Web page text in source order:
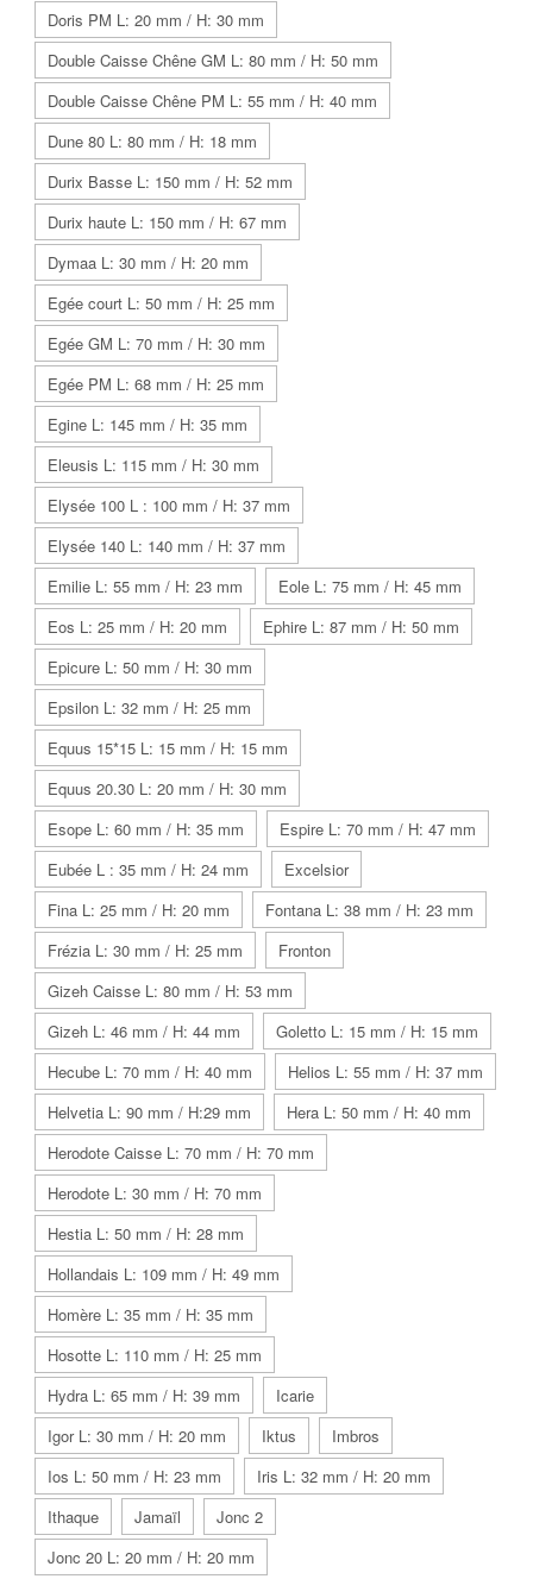
Doris PM L: 20 mm / H: 30 mm
Double Caisse Chêne GM L: 80 mm / H: 50 mm
Double Caisse Chêne PM L: 55 mm / H: 40 mm
Dune 80 L: 80 mm / H: 18 mm
Durix Basse L: 150 mm / H: 52 mm
Durix haute L: 150 mm / H: 67 mm
Dymaa L: 30 mm / H: 20 mm
Egée court L: 50 mm / H: 25 mm
Egée GM L: 70 mm / H: 30 mm
Egée PM L: 68 mm / H: 25 mm
Egine L: 145 mm / H: 35 mm
Eleusis L: 115 mm / H: 30 mm
Elysée 100 L : 100 mm / H: 37 mm
Elysée 140 L: 140 mm / H: 37 mm
Emilie L: 55 mm / H: 23 mm
Eole L: 75 mm / H: 45 mm
Eos L: 25 mm / H: 20 mm
Ephire L: 87 mm / H: 50 mm
Epicure L: 50 mm / H: 30 mm
Epsilon L: 32 mm / H: 25 mm
Equus 15*15 L: 15 mm / H: 15 mm
Equus 20.30 L: 20 mm / H: 30 mm
Esope L: 60 mm / H: 35 mm
Espire L: 70 mm / H: 47 mm
Eubée L : 35 mm / H: 24 mm
Excelsior
Fina L: 25 mm / H: 20 mm
Fontana L: 38 mm / H: 23 mm
Frézia L: 30 mm / H: 25 mm
Fronton
Gizeh Caisse L: 80 mm / H: 53 mm
Gizeh L: 46 mm / H: 44 mm
Goletto L: 15 mm / H: 15 mm
Hecube L: 70 mm / H: 40 mm
Helios L: 55 mm / H: 37 mm
Helvetia L: 90 mm / H:29 mm
Hera L: 50 mm / H: 40 mm
Herodote Caisse L: 70 mm / H: 70 mm
Herodote L: 30 mm / H: 70 mm
Hestia L: 50 mm / H: 28 mm
Hollandais L: 109 mm / H: 49 mm
Homère L: 35 mm / H: 35 mm
Hosotte L: 110 mm / H: 25 mm
Hydra L: 65 mm / H: 39 mm
Icarie
Igor L: 30 mm / H: 20 mm
Iktus
Imbros
Ios L: 50 mm / H: 23 mm
Iris L: 32 mm / H: 20 mm
Ithaque
Jamaïl
Jonc 2
Jonc 20 L: 20 mm / H: 20 mm